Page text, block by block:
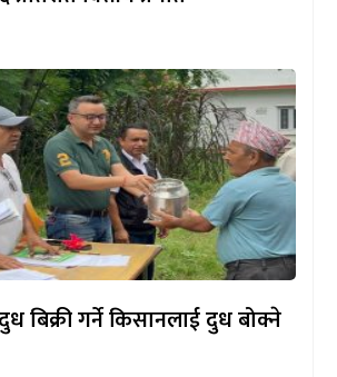
बिक्री गर्ने किसानलाई दुध बोक्ने